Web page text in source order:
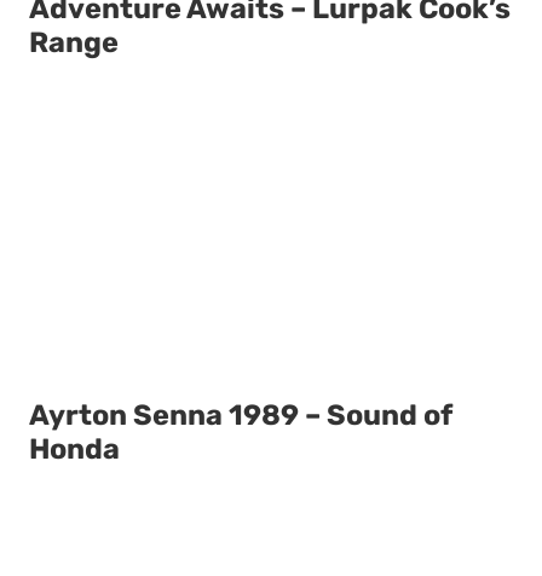
Adventure Awaits – Lurpak Cook’s
Range
Ayrton Senna 1989 – Sound of
Honda